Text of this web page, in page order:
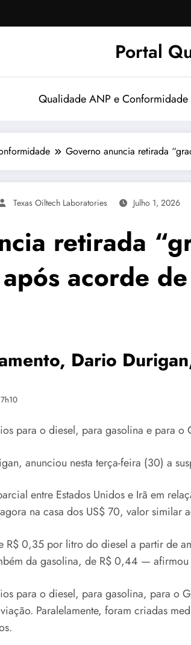
Portal
Qualidade ANP e Conformidade
Governo anuncia retirada
Texas Oiltech Laboratories Julho 1, 2026
retirada
acorde
Dario
para o diesel, para gasolina e para
anunciou nesta terça-feira (30) a
entre Estados Unidos e Irã em
na casa dos US$ 70, valor similar
R$ 0,35 por litro do diesel a partir de
da gasolina, de R$ 0,44 —
para o diesel, para gasolina, para o
Paralelamente, foram criadas